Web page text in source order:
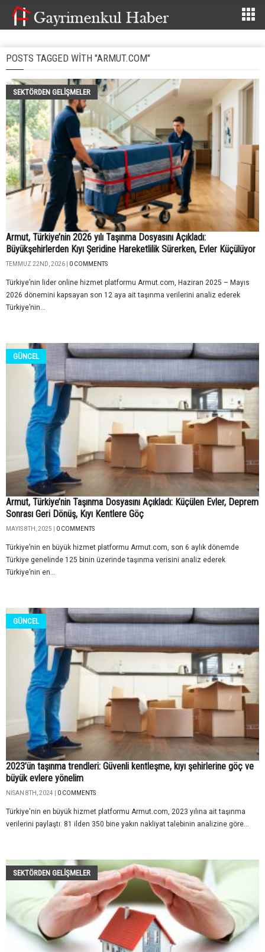
POSTS TAGGED WITH "ARMUT.COM"
SEKTÖRDEN GELIŞMELER
Armut, Türkiye’nin 2026 yılı Taşınma Dosyasını Açıkladı:
Büyükşehirlerden Kıyı Şeridine Hareketlilik Sürerken, Evler Küçülüyor
TEMMUZ 22ND, 2026 | 0 COMMENTS
Türkiye’nin lider online hizmet platformu Armut.com, Haziran 2025 – Mayıs
2026 dönemini kapsayan son 12 aya ait taşınma verilerini analiz ederek
Türkiye’nin...
GÜNCEL
Armut, Türkiye’nin Taşınma Dosyasını Açıkladı: Küçülen Evler, Deprem
Sonrası Geri Dönüş, Kıyı Kentlere Göç
MAYIS 8TH, 2025 | 0 COMMENTS
Türkiye’nin en büyük hizmet platformu Armut.com, son 6 aylık dönemde
Türkiye genelinde 125 binin üzerinde taşınma verisini analiz ederek
Türkiye’nin en...
GÜNCEL
2023’ün taşınma trendleri: Güvenli kentleşme, kıyı şehirlerine göç ve
büyük evlere yönelim
NISAN 8TH, 2024 | 0 COMMENTS
Türkiye'nin en büyük hizmet platformu Armut.com, 2023 yılına ait taşınma
verilerini paylaştı. 81 ilden 350 bine yakın nakliyat talebinin analizine göre...
SEKTÖRDEN GELIŞMELER